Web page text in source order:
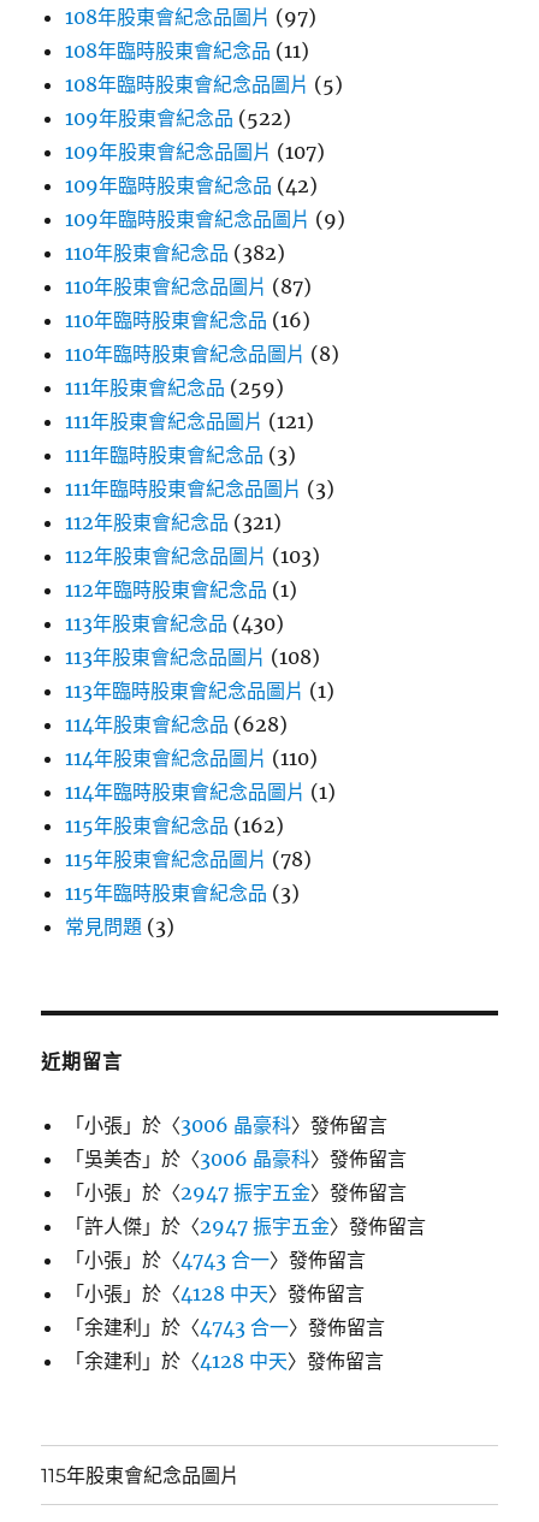
108年股東會紀念品圖片 (97)
108年臨時股東會紀念品 (11)
108年臨時股東會紀念品圖片 (5)
109年股東會紀念品 (522)
109年股東會紀念品圖片 (107)
109年臨時股東會紀念品 (42)
109年臨時股東會紀念品圖片 (9)
110年股東會紀念品 (382)
110年股東會紀念品圖片 (87)
110年臨時股東會紀念品 (16)
110年臨時股東會紀念品圖片 (8)
111年股東會紀念品 (259)
111年股東會紀念品圖片 (121)
111年臨時股東會紀念品 (3)
111年臨時股東會紀念品圖片 (3)
112年股東會紀念品 (321)
112年股東會紀念品圖片 (103)
112年臨時股東會紀念品 (1)
113年股東會紀念品 (430)
113年股東會紀念品圖片 (108)
113年臨時股東會紀念品圖片 (1)
114年股東會紀念品 (628)
114年股東會紀念品圖片 (110)
114年臨時股東會紀念品圖片 (1)
115年股東會紀念品 (162)
115年股東會紀念品圖片 (78)
115年臨時股東會紀念品 (3)
常見問題 (3)
近期留言
「小張 」於〈3006 晶豪科〉發佈留言
「吳美杏 」於〈3006 晶豪科〉發佈留言
「小張 」於〈2947 振宇五金〉發佈留言
「許人傑 」於〈2947 振宇五金〉發佈留言
「小張 」於〈4743 合一〉發佈留言
「小張 」於〈4128 中天〉發佈留言
「余建利 」於〈4743 合一〉發佈留言
「余建利 」於〈4128 中天〉發佈留言
115年股東會紀念品圖片